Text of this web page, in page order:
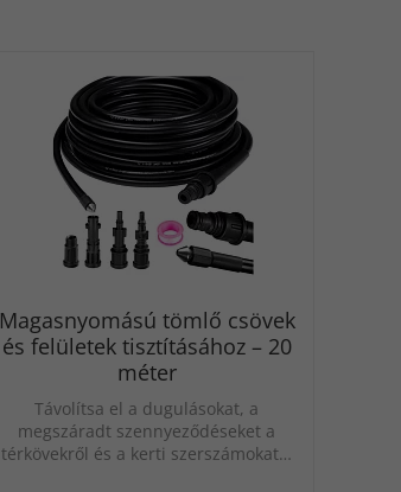
Magasnyomású tömlő csövek
és felületek tisztításához – 20
méter
Távolítsa el a dugulásokat, a
megszáradt szennyeződéseket a
térkövekről és a kerti szerszámokat…